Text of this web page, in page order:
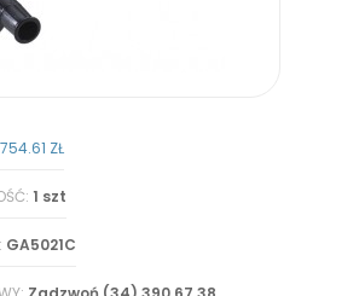
754.61 ZŁ
1 szt
GA5021C